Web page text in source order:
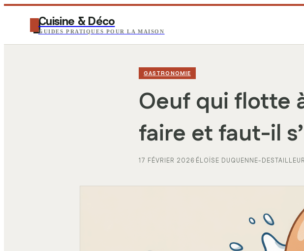
Cuisine & Déco
GUIDES PRATIQUES POUR LA MAISON
GASTRONOMIE
Oeuf qui flotte
faire et faut-il
17 FÉVRIER 2026·ÉLOÏSE DUQUENNE-